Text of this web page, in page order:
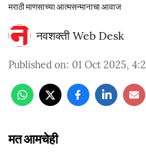
मराठी माणसाच्या आत्मसन्मानाचा आवाज
नवशक्ती Web Desk
Published on: 01 Oct 2025,
मत आमचेही